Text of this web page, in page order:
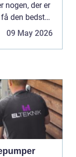
nogen, der er
den bedste
09 May 2026